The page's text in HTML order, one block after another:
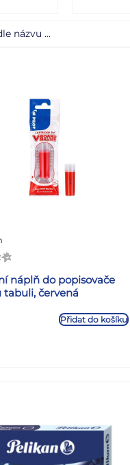
náplň do popisovače
tabuli, červená
Přidat do košíku